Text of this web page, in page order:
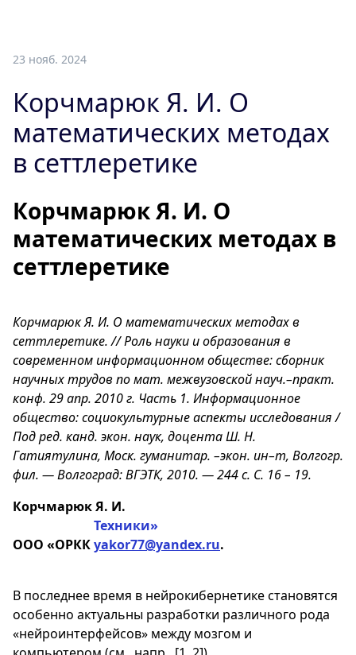
23 нояб. 2024
Корчмарюк Я. И. О
математических методах
в сеттлеретике
Корчмарюк Я. И. О
математических методах в
сеттлеретике
Корчмарюк Я. И. О математических методах в
сеттлеретике. // Роль науки и образования в
современном информационном обществе: сборник
научных трудов по мат. межвузовской науч.–практ.
конф. 29 апр. 2010 г. Часть 1. Информационное
общество: социокультурные аспекты исследования /
Под ред. канд. экон. наук, доцента Ш. Н.
Гатиятулина, Моск. гуманитар. –экон. ин–т, Волгогр.
фил. — Волгоград: ВГЭТК, 2010. — 244 с. С. 16 – 19.
Корчмарюк Я. И.
ООО «ОРКК
Техники»
yakor77@yandex.ru.
В последнее время в нейрокибернетике становятся
особенно актуальны разработки различного рода
«нейроинтерфейсов» между мозгом и